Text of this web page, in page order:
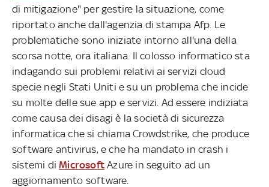
di mitigazione" per gestire la situazione, come
riportato anche dall'agenzia di stampa Afp. Le
problematiche sono iniziate intorno all'una della
scorsa notte, ora italiana. Il colosso informatico sta
indagando sui problemi relativi ai servizi cloud
specie negli Stati Uniti e su un problema che incide
su molte delle sue app e servizi. Ad essere indiziata
come causa dei disagi è la società di sicurezza
informatica che si chiama Crowdstrike, che produce
software antivirus, e che ha mandato in crash i
sistemi diMicrosoft Azure in seguito ad un
aggiornamento software.